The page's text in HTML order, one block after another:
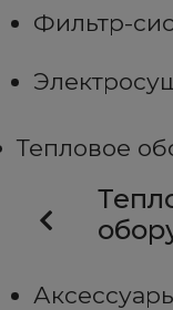
Фильтр-
Тепловое